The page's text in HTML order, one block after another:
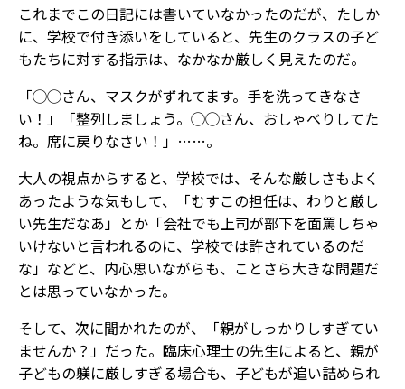
これまでこの日記には書いていなかったのだが、たしか
に、学校で付き添いをしていると、先生のクラスの子ど
もたちに対する指示は、なかなか厳しく見えたのだ。
「◯◯さん、マスクがずれてます。手を洗ってきなさ
い！」「整列しましょう。◯◯さん、おしゃべりしてた
ね。席に戻りなさい！」……。
大人の視点からすると、学校では、そんな厳しさもよく
あったような気もして、「むすこの担任は、わりと厳し
い先生だなあ」とか「会社でも上司が部下を面罵しちゃ
いけないと言われるのに、学校では許されているのだ
な」などと、内心思いながらも、ことさら大きな問題だ
とは思っていなかった。
そして、次に聞かれたのが、「親がしっかりしすぎてい
ませんか？」だった。臨床心理士の先生によると、親が
子どもの躾に厳しすぎる場合も、子どもが追い詰められ